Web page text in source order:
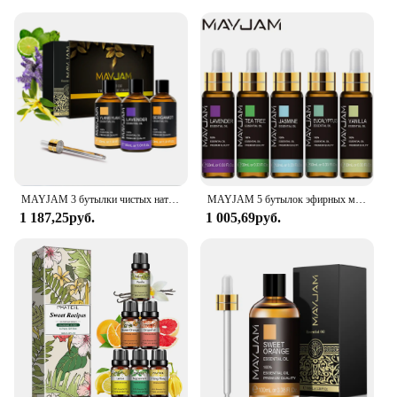
1 187,25руб.
MAYJAM 5 бутылок эфирных масел для увлажнителя уход за кожей Rose Patchouli Ylang, масло с ароматом лаванды и лимона
1 005,69руб.